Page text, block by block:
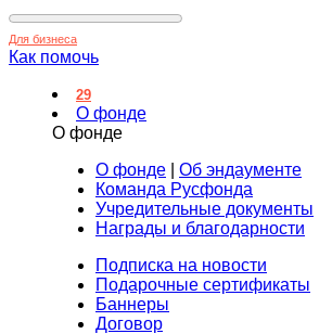
Для бизнеса
Как помочь
29
О фонде
О фонде
О фонде
Об эндаументе
Команда Русфонда
Учредительные документы
Награды и благодарности
Подписка на новости
Подарочные сертификаты
Баннеры
Договор